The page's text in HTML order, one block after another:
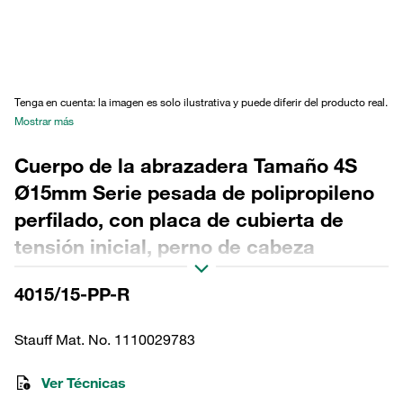
Tenga en cuenta: la imagen es solo ilustrativa y puede diferir del producto real.
Mostrar más
Cuerpo de la abrazadera Tamaño 4S
Ø15mm Serie pesada de polipropileno
perfilado, con placa de cubierta de
tensión inicial, perno de cabeza
hexagonal perfilado, con tensión
inicial. Perfilada, con tensión inicial
4015/15-PP-R
Stauff Mat. No. 1110029783
Ver Técnicas